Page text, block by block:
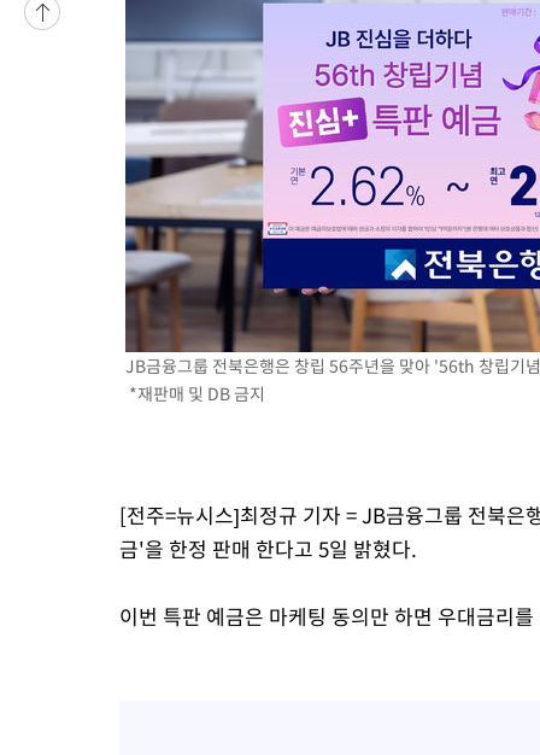
압수수색
-27815초 전 >
[속보]삼성전자·SK하이닉스 동반 강보합…1%대 상승 출발
[속보]코스닥, 5.95포인트(0.74%) 상승한 807.62개장
[속보]코스피, 6300선 재탈환…1.09% 오른 6365.07 개장
시리아 다마스쿠스 교외에서 미니버스 폭발.. 14명 부상, 3명
입추에도 극한더위…서울 낮 39도 '폭염중대경보'
이란, 호르무즈서 "적국 목표물들"과 대치로 남부 케슘섬에서
[속보]美, 폴리실리콘 수입 규제…파생제품 15% 관세, 120일
[속보]트럼프, 美 원정출산 금지 행정명령 서명
[속보] 뉴욕증시, 일제 하락 마감…나스닥 0.06%↓
JB금융그룹 전북은행은 창립 56주년을 맞아 '56th 창립기
*재판매 및 DB 금지
[전주=뉴시스]최정규 기자 = JB금융그룹 전북
금'을 한정 판매 한다고 5일 밝혔다.
이번 특판 예금은 마케팅 동의만 하면 우대금리